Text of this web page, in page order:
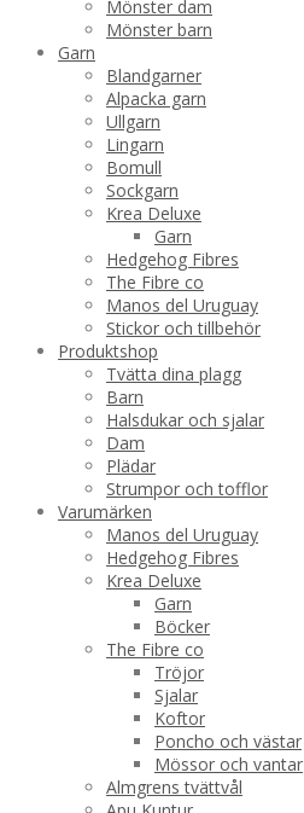
Mönster dam
Mönster barn
Garn
Blandgarner
Alpacka garn
Ullgarn
Lingarn
Bomull
Sockgarn
Krea Deluxe
Garn
Hedgehog Fibres
The Fibre co
Manos del Uruguay
Stickor och tillbehör
Produktshop
Tvätta dina plagg
Barn
Halsdukar och sjalar
Dam
Plädar
Strumpor och tofflor
Varumärken
Manos del Uruguay
Hedgehog Fibres
Krea Deluxe
Garn
Böcker
The Fibre co
Tröjor
Sjalar
Koftor
Poncho och västar
Mössor och vantar
Almgrens tvättvål